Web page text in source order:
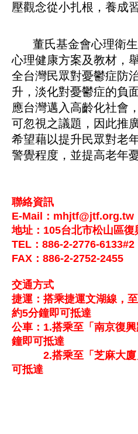
壓觀念從小扎根，養成習
董氏基金會心理衛生
心理健康方案及教材，
全台灣民眾對憂鬱症防
升，淡化對憂鬱症的負
應台灣邁入高齡化社會
可忽視之議題，因此推
希望藉以提升民眾對老
警覺程度，並提高老年
聯絡資訊
E-Mail：mhjtf@jtf.org.tw
地址：105台北市松山區
TEL：886-2-2776-6133#2
FAX：886-2-2752-2455
交通方式
捷運：搭乘捷運文湖線，
約5分鐘即可抵達
公車：1.搭乘至「南京復
鐘即可抵達
2.搭乘至「芝麻大廈
可抵達